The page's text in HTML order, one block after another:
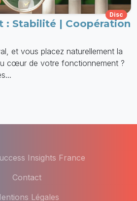
Disc
: Stabilité | Coopération
et vous placez naturellement la
cœur de votre fonctionnement ?
Insights France
Contact
Légales